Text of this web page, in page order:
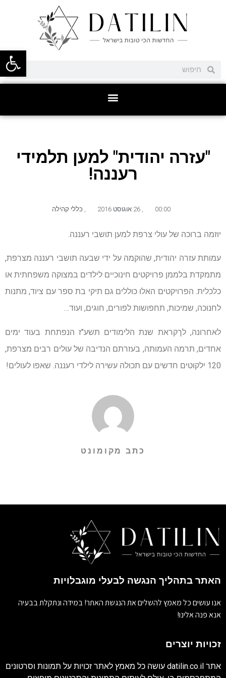
פתח
"עזרה יהודית" למען תלמידי
רעננה!
00:00
, 26 אוגוסט 2016 , כללי קהילה
יוזמה ברוכה של עולי צרפת למען תושבי רעננה.
עמותת עזרה יהודית, שהוקמה על ידי שבעה תושבי רעננה מצרפת,
מתמקדת בלממן פרויקטים חינוכיים לילדים במצוקה משפחתית או
כלכלית. הפרויקטים האלו כוללים גם תיקי בת ספר עם ציוד, מתנות
לחנוכה, שמיכות, תחפושות לפורים, חוגים, ועוד…
לאחרונה, לךקראת שנת הלימודים תשע"ז הנפתחת בעוד ימים
אחדים, תרמה העמותה, בעזרתם הנדיבה של עולים רבים מצרפת,
120 ילקוטים חדשים עם תכולה עשירה לילדי רעננה. שאפו לעולים!
כתב מקומונט
האתר בתהליך הנגשה לבעלי מוגבלויות
אנו עושים כל מאמץ להשלים את הנגשת האתר! במידה ונתקלת בבעיה
אנא פנה אלינו!
זכויות יוצרים
אתר datilin.co.il עושה כל מאמץ לאתר זכויות על תמונות וסרטונים